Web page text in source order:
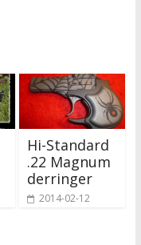
Hi-Standard
.22 Magnum
derringer
2014-02-12